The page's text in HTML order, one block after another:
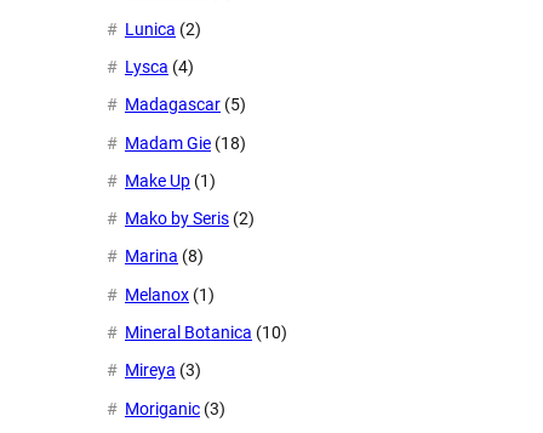
Lunica (2)
Lysca (4)
Madagascar (5)
Madam Gie (18)
Make Up (1)
Mako by Seris (2)
Marina (8)
Melanox (1)
Mineral Botanica (10)
Mireya (3)
Moriganic (3)